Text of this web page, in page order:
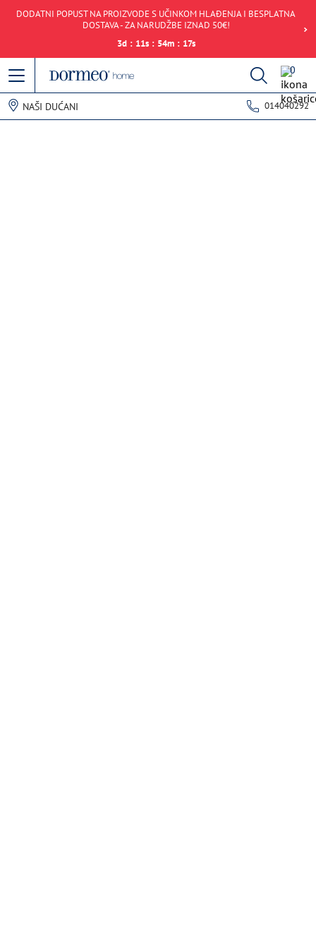
DODATNI POPUST NA PROIZVODE S UČINKOM HLAĐENJA I BESPLATNA
DOSTAVA - ZA NARUDŽBE IZNAD 50€!
3d : 11s : 54m : 17s
0
NAŠI DUĆANI 014040292